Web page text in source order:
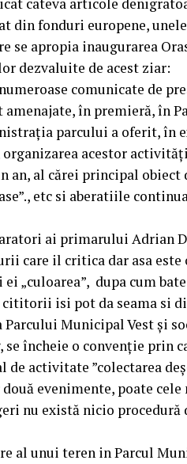
din fonduri europene,
se apropia inaugurarea
dezvaluite de acest ziar:
comunicate de
în premieră, în
parcului a oferit, în
acestor
an, al cărei principal
etc si aberatiile
ai primarului Adrian
care il critica dar asa
„culoarea”, dupa cum
isi pot da seama si
Municipal Vest și
se încheie o convenție
de activitate ”colectarea
evenimente, poate
nu există nicio procedură
al unui teren in Parcul